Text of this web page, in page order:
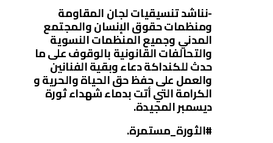
-نناشد تنسيقيات لجان المقاومة
ومنظمات حقوق الإنسان والمجتمع
المدني وجميع المنظمات النسوية
والتحالفات القانونية بالوقوف على ما
حدث للكنداكة دعاء وبقية الفنانين
والعمل على حفظ حق الحياة والحرية و
الكرامة التي أتت بدماء شهداء ثورة
ديسمبر المجيدة.
#الثورة_مستمرة.